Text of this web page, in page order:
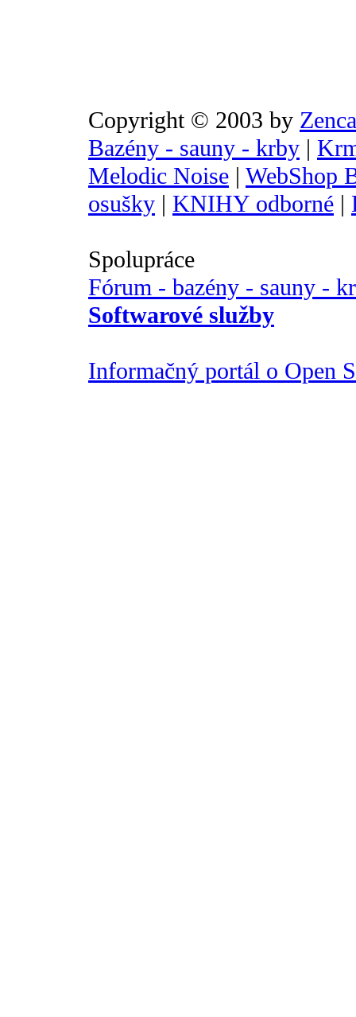
Copyright © 2003 by
Bazény - sauny - krby |
Melodic Noise | WebShop
osušky | KNIHY odborné |
Spolupráce
Fórum - bazény - sauny -
Softwarové služby
Informačný portál o Open